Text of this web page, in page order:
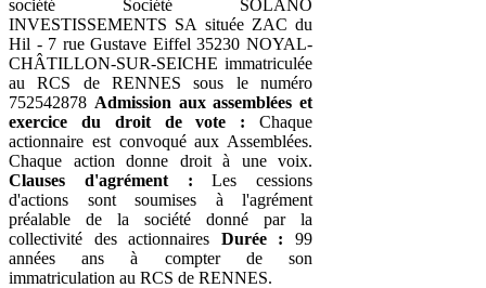
société Société SOLANO
INVESTISSEMENTS SA située ZAC du
Hil - 7 rue Gustave Eiffel 35230 NOYAL-
CHÂTILLON-SUR-SEICHE immatriculée
au RCS de RENNES sous le numéro
752542878 Admission aux assemblées et
exercice du droit de vote : Chaque
actionnaire est convoqué aux Assemblées.
Chaque action donne droit à une voix.
Clauses d'agrément : Les cessions
d'actions sont soumises à l'agrément
préalable de la société donné par la
collectivité des actionnaires Durée : 99
années ans à compter de son
immatriculation au RCS de RENNES.